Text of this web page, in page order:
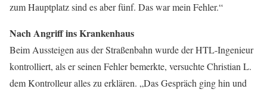
zum Hauptplatz sind es aber fünf. Das war mein Fehler.“
Nach Angriff ins Krankenhaus
Beim Aussteigen aus der Straßenbahn wurde der HTL-Ingenieur
kontrolliert, als er seinen Fehler bemerkte, versuchte Christian L.
dem Kontrolleur alles zu erklären. „Das Gespräch ging hin und